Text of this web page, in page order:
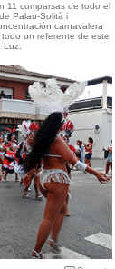
11 comparsas de todo el
Palau-Solità i
carnavalera
un referente de este